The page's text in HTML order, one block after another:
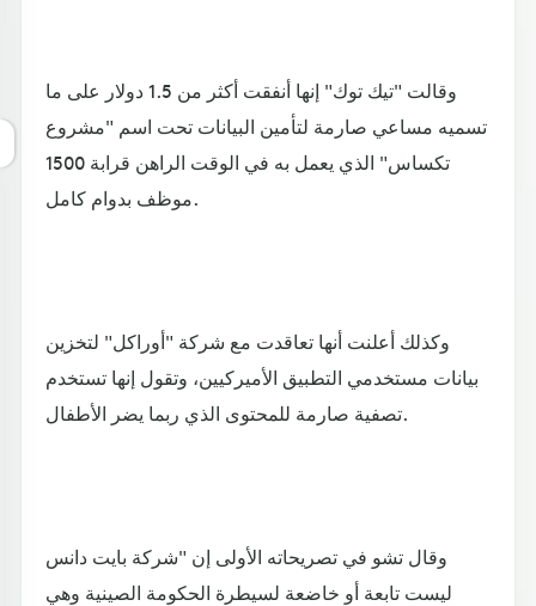
وقالت "تيك توك" إنها أنفقت أكثر من 1.5 دولار على ما
تسميه مساعي صارمة لتأمين البيانات تحت اسم "مشروع
تكساس" الذي يعمل به في الوقت الراهن قرابة 1500
موظف بدوام كامل.
وكذلك أعلنت أنها تعاقدت مع شركة "أوراكل" لتخزين
بيانات مستخدمي التطبيق الأميركيين، وتقول إنها تستخدم
تصفية صارمة للمحتوى الذي ربما يضر الأطفال.
وقال تشو في تصريحاته الأولى إن "شركة بايت دانس
ليست تابعة أو خاضعة لسيطرة الحكومة الصينية وهي